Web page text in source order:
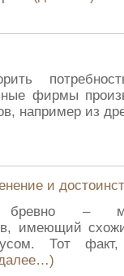
фирмы
например из
и
бревно –
имеющий
Тот